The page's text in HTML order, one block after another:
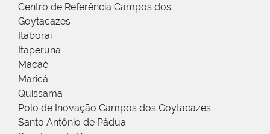
Centro de Referência Campos dos
Goytacazes
Itaboraí
Itaperuna
Macaé
Maricá
Quissamã
Polo de Inovação Campos dos Goytacazes
Santo Antônio de Pádua